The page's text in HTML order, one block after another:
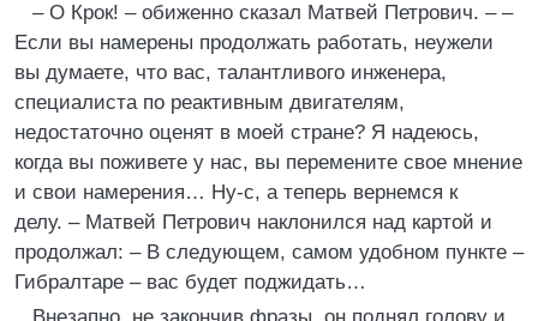
– О Крок! – обиженно сказал Матвей Петрович. – –
Если вы намерены продолжать работать, неужели
вы думаете, что вас, талантливого инженера,
специалиста по реактивным двигателям,
недостаточно оценят в моей стране? Я надеюсь,
когда вы поживете у нас, вы перемените свое мнение
и свои намерения… Ну-с, а теперь вернемся к
делу. – Матвей Петрович наклонился над картой и
продолжал: – В следующем, самом удобном пункте –
Гибралтаре – вас будет поджидать…